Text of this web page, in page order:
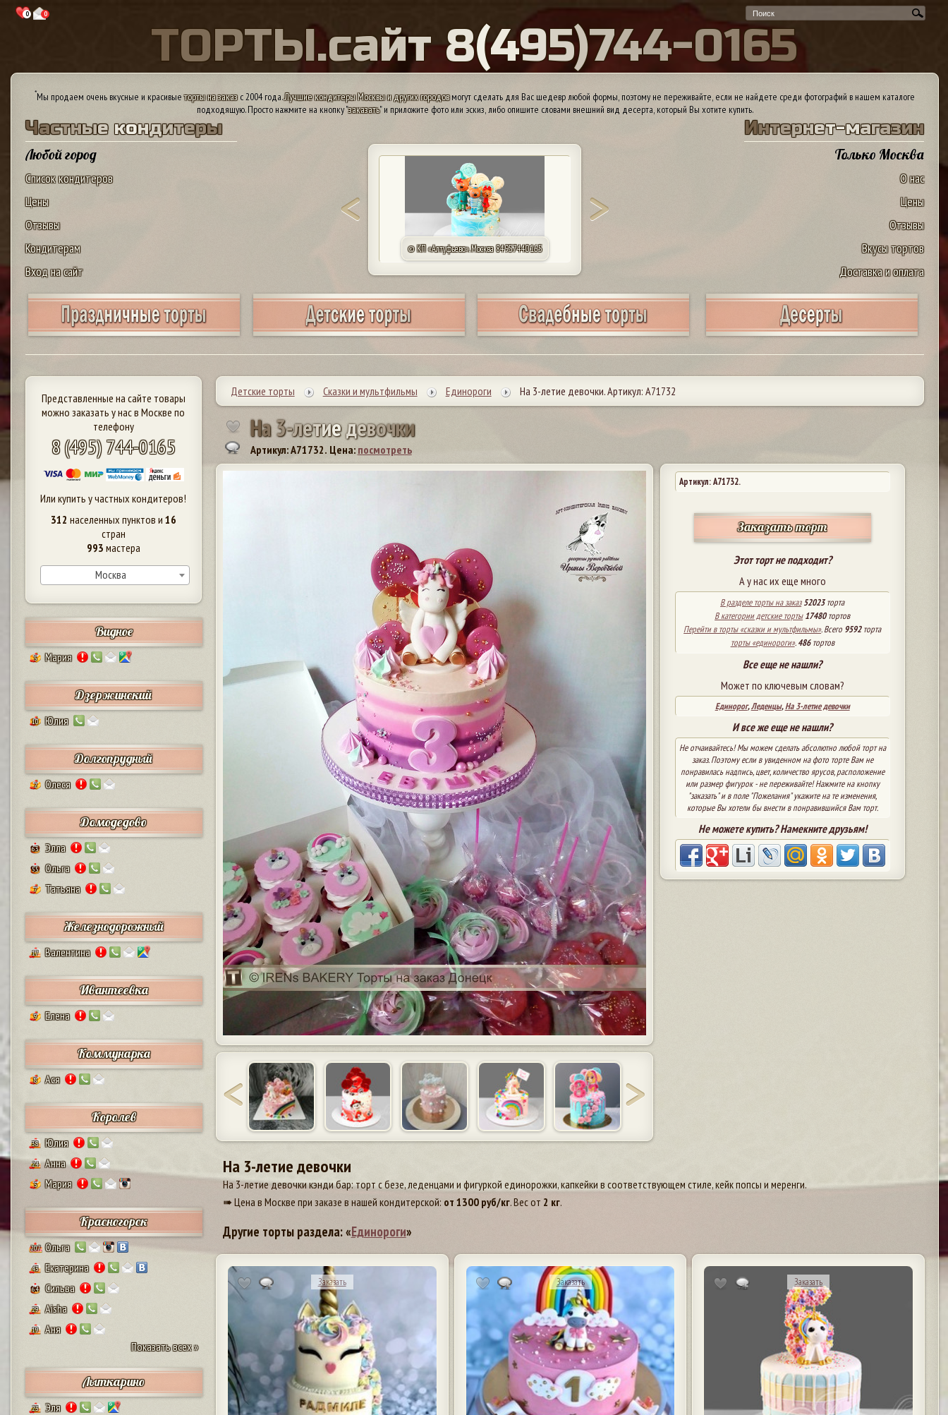
0 0
ТОРТЫ.сайт 8(495)744-0165
*Мы продаем очень вкусные и красивыеторты на заказс 2004 года.Лучшие кондитеры Москвы и других городовмогут сделать для Вас шедевр любой формы, поэтому не переживайте, если не найдете среди фотографий в нашем каталоге
подходящую. Просто нажмите на кнопку "заказать" и приложите фото или эскиз, либо опишите словами внешний вид десерта, который Вы хотите купить.
Частные кондитеры
Любой город
Список кондитеров
Цены
Отзывы
Кондитерам
Вход на сайт
Интернет-магазин
Только Москва
О нас
Цены
Отзывы
Вкусы тортов
Доставка и оплата
© КП «Алтуфьево». Москва 84957440165
Представленные на сайте товары
можно заказать у нас в Москве по
телефону
8 (495) 744-0165
Или купить у частных кондитеров!
312 населенных пунктов и 16
стран
993 мастера
Москва
Видное
5 Мария
Дзержинский
10 Юлия
Долгопрудный
2 Олеся
Домодедово
63 Элла
55 Ольга
7 Татьяна
Железнодорожный
17 Валентина
Ивантеевка
9 Елена
Коммунарка
8 Ася
Королев
38 Юлия
24 Анна
5 Мария
Красногорск
207 Ольга
43 Екатерина
64 Сильва
29 Aisha
19
Аня
Показать всех »
Лыткарино
23 Эля
Детские торты Сказки и мультфильмы Единороги На 3-летие девочки. Артикул: А71732
На3-летиедевочки
Артикул: A71732. Цена: посмотреть
Артикул: A71732.
Заказать торт
Этот торт не подходит?
А у нас их еще много
В разделе торты на заказ 52023торта
В категории детские торты 17480тортов
Перейти в торты «сказки и мультфильмы». Всего 9592торта
торты «единороги».486тортов
Все еще не нашли?
Может по ключевым словам?
Единорог,Леденцы,На 3-летие девочки
И все же еще не нашли?
Не отчаивайтесь! Мы можем сделать абсолютно любой торт на
заказ. Поэтому если в увиденном на фото торте Вам не
понравилась надпись, цвет, количество ярусов, расположение
или размер фигурок - не переживайте! Нажмите на кнопку
"заказать" и в поле "Пожелания" укажите на те изменения,
которые Вы хотели бы внести в понравившийся Вам торт.
Не можете купить? Намекните друзьям!
На 3-летие девочки
На 3-летие девочки кэнди бар: торт с безе, леденцами и фигуркой единорожки, капкейки в соответствующем стиле, кейк попсы и меренги.
➠ Цена в Москве при заказе в нашей кондитерской: от 1300руб/кг. Вес от 2 кг.
Другие торты раздела: «Единороги»
Заказать Заказать Заказать